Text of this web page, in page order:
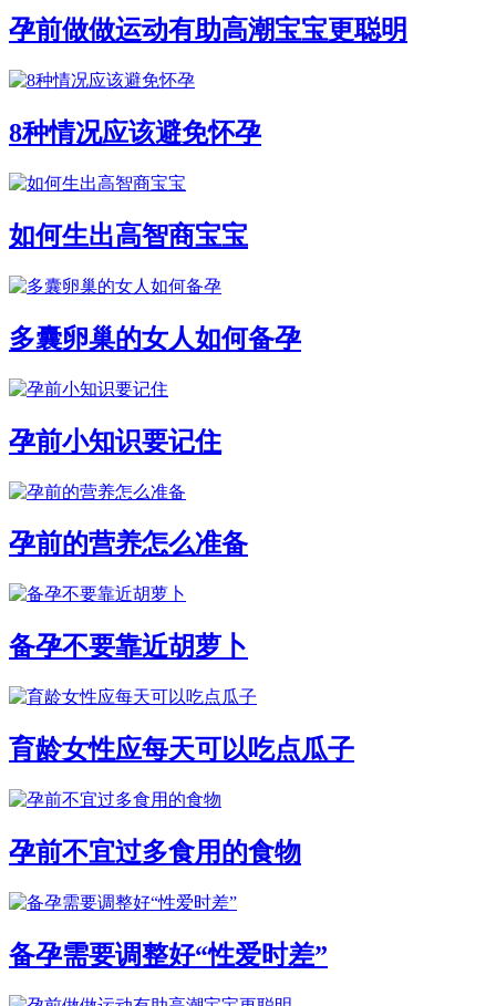
孕前做做运动有助高潮宝宝更聪明
8种情况应该避免怀孕
如何生出高智商宝宝
多囊卵巢的女人如何备孕
孕前小知识要记住
孕前的营养怎么准备
备孕不要靠近胡萝卜
育龄女性应每天可以吃点瓜子
孕前不宜过多食用的食物
备孕需要调整好“性爱时差”